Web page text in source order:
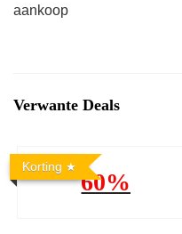
aankoop
Verwante Deals
Korting
60%